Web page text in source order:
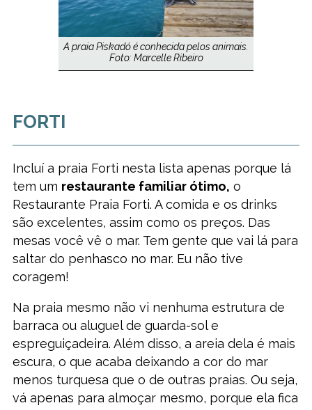
A praia Piskadó é conhecida pelos animais.
Foto: Marcelle Ribeiro
FORTI
Incluí a praia Forti nesta lista apenas porque lá
tem um restaurante familiar ótimo, o
Restaurante Praia Forti. A comida e os drinks
são excelentes, assim como os preços. Das
mesas você vê o mar. Tem gente que vai lá para
saltar do penhasco no mar. Eu não tive
coragem!
Na praia mesmo não vi nenhuma estrutura de
barraca ou aluguel de guarda-sol e
espreguiçadeira. Além disso, a areia dela é mais
escura, o que acaba deixando a cor do mar
menos turquesa que o de outras praias. Ou seja,
vá apenas para almoçar mesmo, porque ela fica